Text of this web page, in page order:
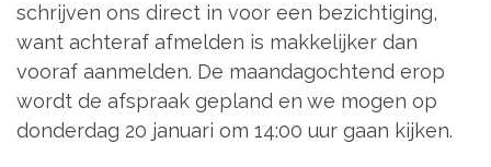
schrijven ons direct in voor een bezichtiging,
want achteraf afmelden is makkelijker dan
vooraf aanmelden. De maandagochtend erop
wordt de afspraak gepland en we mogen op
donderdag 20 januari om 14:00 uur gaan kijken.